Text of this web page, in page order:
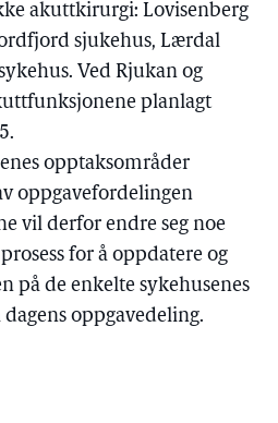
akuttkirurgi: Lovisenberg
sjukehus, Lærdal
Ved Rjukan og
planlagt
opptaksområder
oppgavefordelingen
vil derfor endre seg noe
for å oppdatere og
på de enkelte sykehusenes
oppgavedeling.